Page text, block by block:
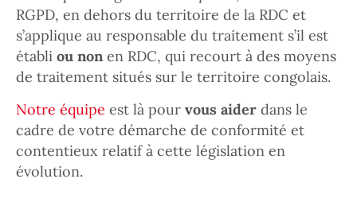
RGPD, en dehors du territoire de la RDC et
s’applique au responsable du traitement s’il est
établi ou non en RDC, qui recourt à des moyens
de traitement situés sur le territoire congolais.
Notre équipe est là pour vous aider dans le
cadre de votre démarche de conformité et
contentieux relatif à cette législation en
évolution.